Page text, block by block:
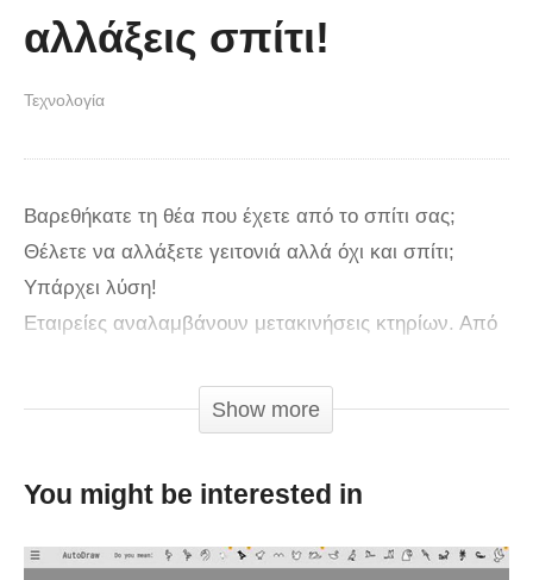
αλλάξεις σπίτι!
Τεχνολογία
Βαρεθήκατε τη θέα που έχετε από το σπίτι σας;
Θέλετε να αλλάξετε γειτονιά αλλά όχι και σπίτι;
Υπάρχει λύση!
Εταιρείες αναλαμβάνουν μετακινήσεις κτηρίων. Από
“φορτώνεται” σε ειδικές τροχοφόρες πλατφόρμες με
μετακίνησή του στη νέα τοποθεσία, η οποία μπορεί
Show more
You might be interested in